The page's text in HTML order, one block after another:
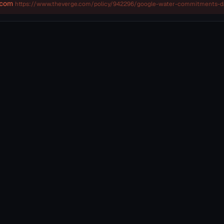
https://www.theverge.com/policy/942296/google-water-commitments-